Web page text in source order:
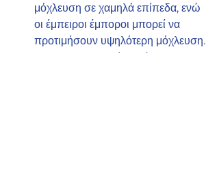
μόχλευση σε χαμηλά επίπεδα, ενώ
οι έμπειροι έμποροι μπορεί να
προτιμήσουν υψηλότερη μόχλευση.
: Αυτή η κρίσιμη